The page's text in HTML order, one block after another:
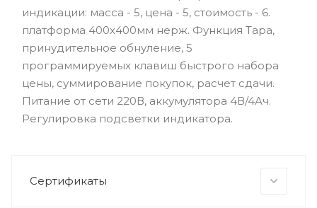
индикации: масса - 5, цена - 5, стоимость - 6.
платформа 400х400мм нерж. Функция Тара,
принудительное обнуление, 5
программируемых клавиш быстрого набора
цены, суммирование покупок, расчет сдачи.
Питание от сети 220В, аккумулятора 4В/4Ач.
Регулировка подсветки индикатора.
Сертификаты